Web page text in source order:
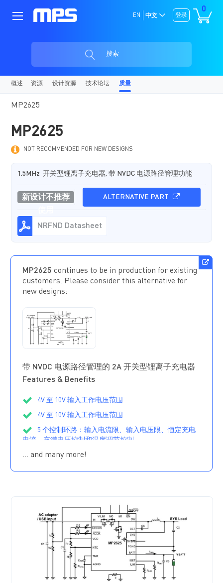
0
登录
EN 中文
搜索
概述 资源 设计资源 技术论坛 质量
MP2625
MP2625
NOT RECOMMENDED FOR NEW DESIGNS
1.5MHz 开关型锂离子充电器, 带 NVDC 电源路径管理功能
新设计不推荐
使用
ALTERNATIVE PART
NRFND Datasheet
MP2625 continues to be in production for existing
customers. Please consider this alternative for
new designs:
带 NVDC 电源路径管理的 2A 开关型锂离子充电器
Features & Benefits
4V 至 10V 输入工作电压范围
4V 至 10V 输入工作电压范围
5 个控制环路：输入电流限、输入电压限、恒定充电
电流、充满电压控制和温度调节控制。
1.6MHz 开关频率
可编程充电电流
功率开关管全集成
无需外部阻断二极管和检测电阻 充电状态指示
内置可编程充电定时器 芯片温度调节
电池温度监测 采用小尺寸封装
… and many more!